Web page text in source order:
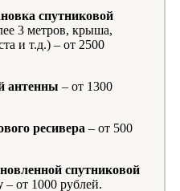
спутниковой
3 метров, крыша,
и т.д.) – от 2500
антенны – от 1300
ресивера – от 500
спутниковой
– от 1000 рублей.